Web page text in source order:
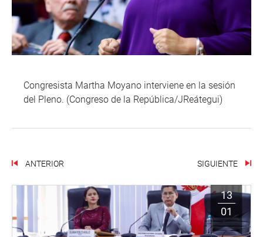
Congresista Martha Moyano interviene en la sesión
del Pleno. (Congreso de la República/JReátegui)
ANTERIOR SIGUIENTE
13
01